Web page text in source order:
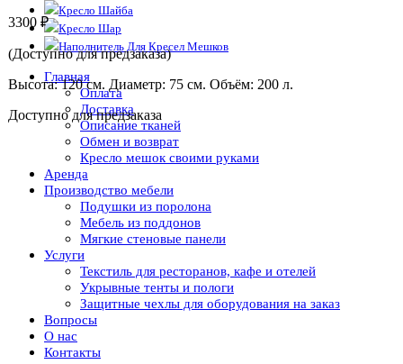
Кресло Шайба
Кресло Шар
Наполнитель Для Кресел Мешков
Главная
Оплата
Доставка
Описание тканей
Обмен и возврат
Кресло мешок своими руками
Аренда
Производство мебели
Подушки из поролона
Мебель из поддонов
Мягкие стеновые панели
Услуги
Текстиль для ресторанов, кафе и отелей
Укрывные тенты и пологи
Защитные чехлы для оборудования на заказ
Вопросы
О нас
Контакты
3300 ₽
(Доступно для предзаказа)
Высота: 120 см. Диаметр: 75 см. Объём: 200 л.
Доступно для предзаказа